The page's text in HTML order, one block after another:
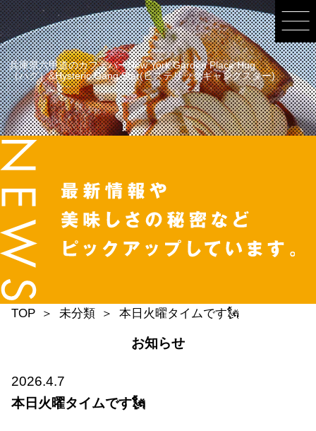
兵庫県六甲道のカフェバーNew York Garden Place Hug
（ハグ）&Hysteric Gang Star(ヒステリックギャングスター)
TOP 未分類 本日火曜タイムです🗽
お知らせ
2026.4.7
本日火曜タイムです🗽